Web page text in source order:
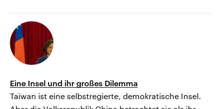
Eine Insel und ihr großes Dilemma
Taiwan ist eine selbstregierte, demokratische Insel.